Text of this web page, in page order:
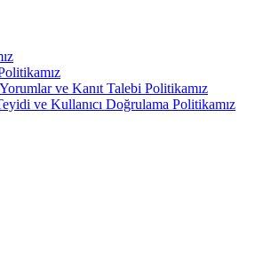
ve Kanıt Talebi Politikamız
ve Kullanıcı Doğrulama Politikamız